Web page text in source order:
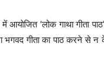
आयोजित ‘लोक गाथा गीता
गीता का पाठ करने से न